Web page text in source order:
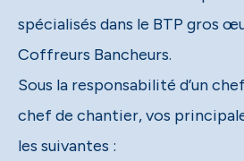
spécialisés dans le BTP gros
Coffreurs Bancheurs.
Sous la responsabilité d’un
chef de chantier, vos
les suivantes :